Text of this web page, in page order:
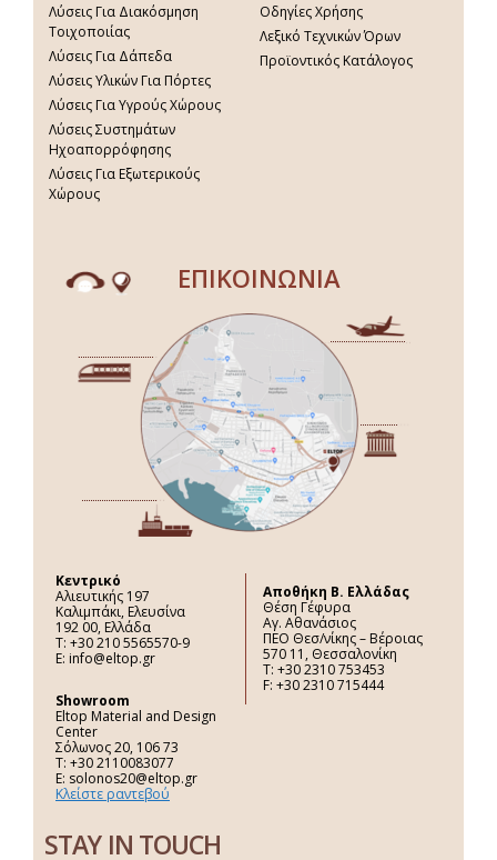
Λύσεις Για Διακόσμηση
Τοιχοποιίας
Λύσεις Για Δάπεδα
Λύσεις Υλικών Για Πόρτες
Λύσεις Για Υγρούς Χώρους
Λύσεις Συστημάτων
Ηχοαπορρόφησης
Λύσεις Για Εξωτερικούς
Χώρους
Οδηγίες Χρήσης
Λεξικό Τεχνικών Όρων
Προϊοντικός Κατάλογος
ΕΠΙΚΟΙΝΩΝΙΑ
Κεντρικό
Αλιευτικής 197
Καλιμπάκι, Ελευσίνα
192 00, Ελλάδα
Τ: +30 210 5565570-9
E: info@eltop.gr
Showroom
Eltop Material and Design
Center
Σόλωνος 20, 106 73
Τ: +30 2110083077
E: solonos20@eltop.gr
Κλείστε ραντεβού
Aποθήκη Β. Ελλάδας
Θέση Γέφυρα
Αγ. Αθανάσιος
ΠΕΟ Θεσ/νίκης – Βέροιας
570 11, Θεσσαλονίκη
Τ: +30 2310 753453
F: +30 2310 715444
STAY IN TOUCH